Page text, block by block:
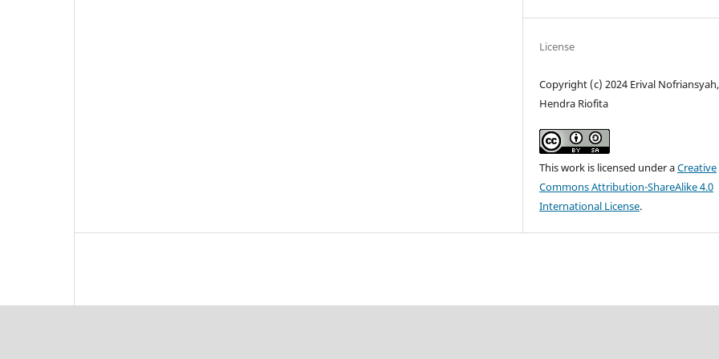
License
Copyright (c) 2024 Erival Nofriansyah,
Hendra Riofita
This work is licensed under aCreative
Commons Attribution-ShareAlike 4.0
International License.